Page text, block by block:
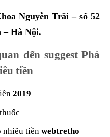
Nguyễn Trãi – số 52
– Hà Nội.
đến suggest Phá
tiền
2019
nhiêu tiềnwebtretho